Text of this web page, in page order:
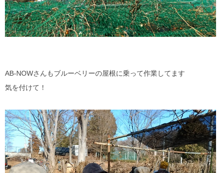
AB-NOWさんもブルーベリーの屋根に乗って作業してます
気を付けて！